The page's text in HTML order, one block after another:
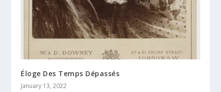
Éloge Des Temps Dépassés
January 13, 2022